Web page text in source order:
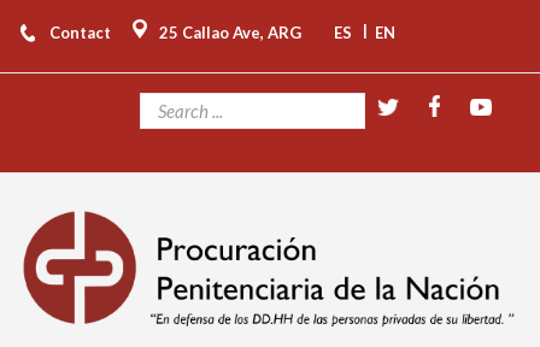
Contact 25 Callao Ave, ARG ES | EN